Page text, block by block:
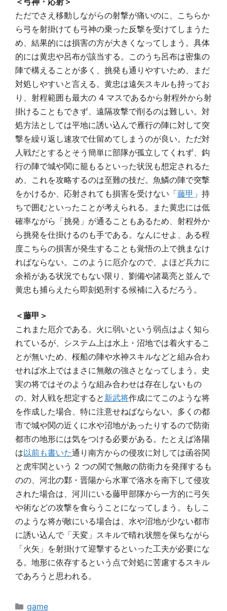
ただでさえ移動しながらの射撃が痛いのに、こちらか
ら弓を射掛けても弓神の乗った反撃を受けてしまうた
め、結果的には損害の方が大きくなってしまう。具体
的には黄忠や呂布が該当する。このうち呂布は密集の
陣で構えることが多く、挑発も通りやすいため、まだ
対処しやすいと言える。黄忠は遠矢スキルも持ってお
り、射程範囲も最大の 4 マスであるから射程外から射
掛けることもできず、遠隔攻撃で削るのは難しい。対
処方法としては平地に誘い込んで雁行の陣に対して突
撃を繰り返し速攻で仕留めてしまうのが良い。ただ対
人戦だとするとそう簡単に部隊が孤立してくれず、鈎
行の陣で城や関に籠もるといった状況も想定されるた
め、これを攻略するのは至難の技だ。魚鱗の陣で突撃
をかけるか、応射されても損害を受けない「藤甲 」持
ちで囲むといったことが考えられる。また黄忠には低
確率ながら「挑発」が通ることもあるため、射程外か
ら挑発を仕掛けるのも手である。なんにせよ、ある程
度こちらの損害が発生することも覚悟の上で挑まなけ
ればならない。このように厄介なので、よほど兵力に
余裕がある状況でもない限り、劉備や諸葛亮と並んで
黄忠も捕らえたら即刻処刑する候補に入るだろう。
＜藤甲＞
これまた厄介である。火に弱いという弱点はよく知ら
れているが、システム上は水上・沼地では着火するこ
とが無いため、桜船の陣や水神スキルなどと組み合わ
せれば水上ではまさに無敵の強さとなってしまう。史
実の将ではそのような組み合わせは存在しないもの
の、対人戦を想定すると 新武将作成にてこのような将
を作成した場合、特に注意せねばならない。多くの都
市で城や関の近くに水や沼地があったりするので防衛
都市の地形には気をつける必要がある。たとえば洛陽
は以前も書いた通り南方からの侵攻に対しては函谷関
と虎牢関という 2 つの関で無敵の防衛力を発揮するも
のの、河北の鄴・晋陽から水軍で洛水を南下して侵攻
された場合は、河川にいる藤甲部隊から一方的に弓矢
や術などの攻撃を食らうことになってしまう。もしこ
のような将が敵にいる場合は、水や沼地が少ない都市
に誘い込んで「天変」スキルで晴れ状態を保ちながら
「火矢」を射掛けて迎撃するといった工夫が必要にな
る。地形に依存するという点で対処に苦慮するスキル
であろうと思われる。
カ
game